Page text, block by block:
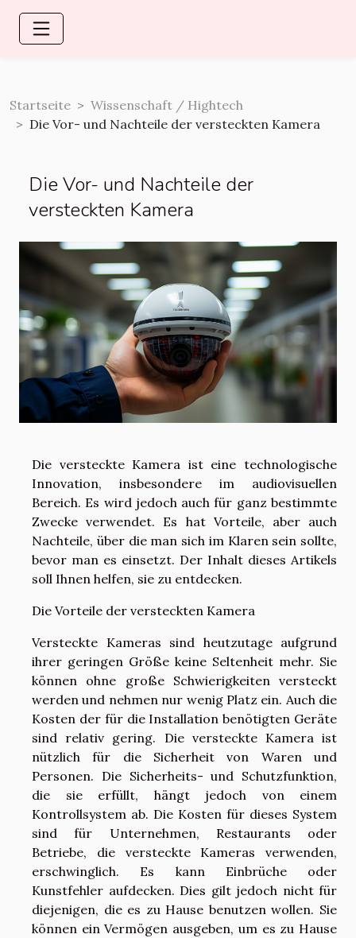
Startseite
Wissenschaft / Hightech
Die Vor- und Nachteile der versteckten Kamera
Die Vor- und Nachteile der
versteckten Kamera
Die versteckte Kamera ist eine technologische
Innovation, insbesondere im audiovisuellen
Bereich. Es wird jedoch auch für ganz bestimmte
Zwecke verwendet. Es hat Vorteile, aber auch
Nachteile, über die man sich im Klaren sein sollte,
bevor man es einsetzt. Der Inhalt dieses Artikels
soll Ihnen helfen, sie zu entdecken.
Die Vorteile der versteckten Kamera
Versteckte Kameras sind heutzutage aufgrund
ihrer geringen Größe keine Seltenheit mehr. Sie
können ohne große Schwierigkeiten versteckt
werden und nehmen nur wenig Platz ein. Auch die
Kosten der für die Installation benötigten Geräte
sind relativ gering. Die versteckte Kamera ist
nützlich für die Sicherheit von Waren und
Personen. Die Sicherheits- und Schutzfunktion,
die sie erfüllt, hängt jedoch von einem
Kontrollsystem ab. Die Kosten für dieses System
sind für Unternehmen, Restaurants oder
Betriebe, die versteckte Kameras verwenden,
erschwinglich. Es kann Einbrüche oder
Kunstfehler aufdecken. Dies gilt jedoch nicht für
diejenigen, die es zu Hause benutzen wollen. Sie
können ein Vermögen ausgeben, um es zu Hause